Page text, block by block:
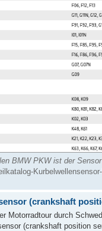
BMW PKW ist der
(crankshaft
Motorradtour durch
(crankshaft position